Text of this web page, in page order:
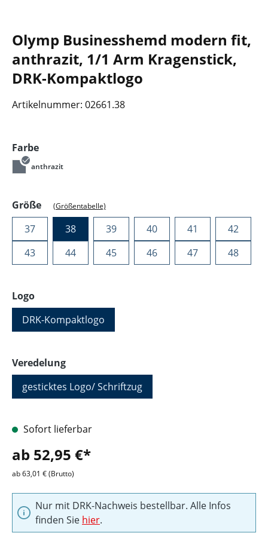
Olymp Businesshemd modern fit,
anthrazit, 1/1 Arm Kragenstick,
DRK-Kompaktlogo
Artikelnummer: 02661.38
Farbeauswählen
anthrazit
Größeauswählen
(Größentabelle)
37 38 39 40 41
42
43
44 45 46 47 48
Logoauswählen
DRK-Kompaktlogo
Veredelungauswählen
gesticktes Logo/ Schriftzug
Sofort lieferbar
ab 52,95 €*
ab 63,01 € (Brutto)
Nur mit DRK-Nachweis bestellbar. Alle Infos
finden Sie hier.